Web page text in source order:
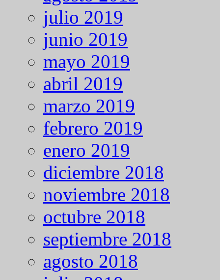
julio 2019
junio 2019
mayo 2019
abril 2019
marzo 2019
febrero 2019
enero 2019
diciembre 2018
noviembre 2018
octubre 2018
septiembre 2018
agosto 2018